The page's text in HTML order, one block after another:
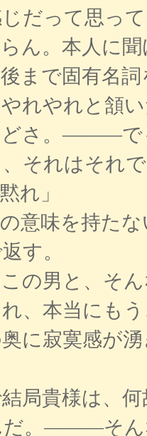
だって思っ
ん。本人に聞
まで固有名
れやれと頷
さ。―――で
それはそれ
」
意味を持たな
す。
の男と、そ
、本当にも
に寂寞感が
局貴様は、
だ。―――そん